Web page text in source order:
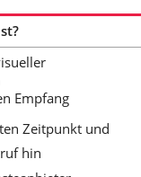
Empfang
Zeitpunkt und
hin